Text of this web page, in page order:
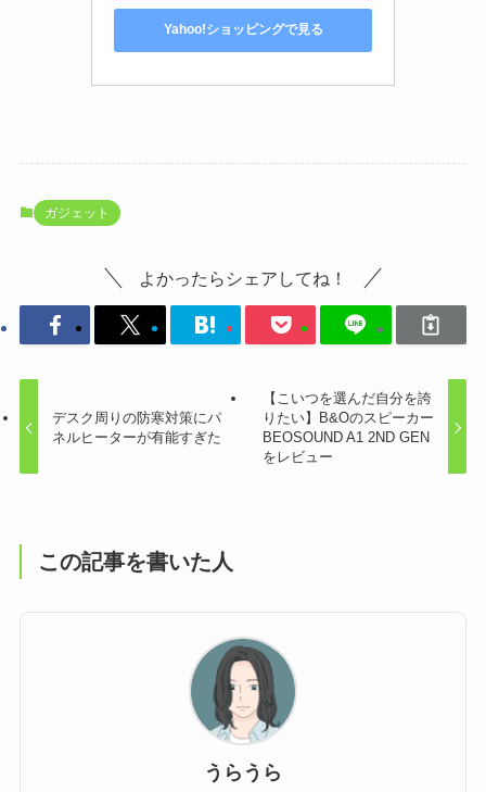
Yahoo!ショッピングで見る
ガジェット
よかったらシェアしてね！
デスク周りの防寒対策にパ
ネルヒーターが有能すぎた
【こいつを選んだ自分を誇
りたい】B&Oのスピーカー
BEOSOUND A1 2ND GEN
をレビュー
この記事を書いた人
うらうら